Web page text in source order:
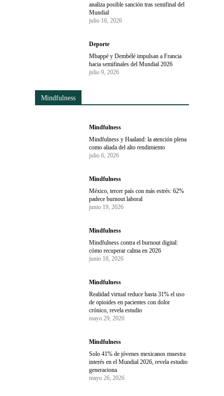
analiza posible sanción tras semifinal del
Mundial
julio 16, 2026
Deporte
Mbappé y Dembélé impulsan a Francia
hacia semifinales del Mundial 2026
julio 9, 2026
Mindfulness
Mindfulness
Mindfulness y Haaland: la atención plena
como aliada del alto rendimiento
julio 6, 2026
Mindfulness
México, tercer país con más estrés: 62%
padece burnout laboral
junio 19, 2026
Mindfulness
Mindfulness contra el burnout digital:
cómo recuperar calma en 2026
junio 18, 2026
Mindfulness
Realidad virtual reduce hasta 31% el uso
de opioides en pacientes con dolor
crónico, revela estudio
mayo 29, 2026
Mindfulness
Solo 41% de jóvenes mexicanos muestra
interés en el Mundial 2026, revela estudio
generaciona
mayo 26, 2026